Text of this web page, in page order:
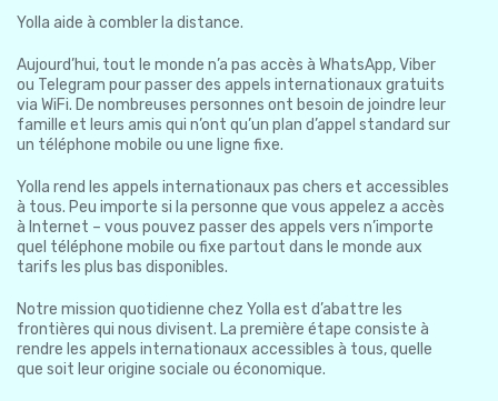
Yolla aide à combler la distance.
Aujourd’hui, tout le monde n’a pas accès à WhatsApp, Viber
ou Telegram pour passer des appels internationaux gratuits
via WiFi. De nombreuses personnes ont besoin de joindre leur
famille et leurs amis qui n’ont qu’un plan d’appel standard sur
un téléphone mobile ou une ligne fixe.
Yolla rend les appels internationaux pas chers et accessibles
à tous. Peu importe si la personne que vous appelez a accès
à Internet – vous pouvez passer des appels vers n’importe
quel téléphone mobile ou fixe partout dans le monde aux
tarifs les plus bas disponibles.
Notre mission quotidienne chez Yolla est d’abattre les
frontières qui nous divisent. La première étape consiste à
rendre les appels internationaux accessibles à tous, quelle
que soit leur origine sociale ou économique.